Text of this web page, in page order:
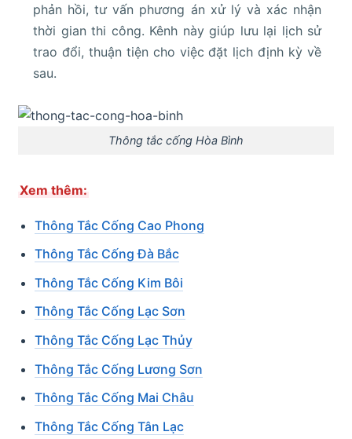
phản hồi, tư vấn phương án xử lý và xác nhận
thời gian thi công. Kênh này giúp lưu lại lịch sử
trao đổi, thuận tiện cho việc đặt lịch định kỳ về
sau.
Thông tắc cống Hòa Bình
Xem thêm:
Thông Tắc Cống Cao Phong
Thông Tắc Cống Đà Bắc
Thông Tắc Cống Kim Bôi
Thông Tắc Cống Lạc Sơn
Thông Tắc Cống Lạc Thủy
Thông Tắc Cống Lương Sơn
Thông Tắc Cống Mai Châu
Thông Tắc Cống Tân Lạc